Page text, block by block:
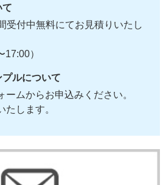
て
受付中無料にてお見積りいたし
17:00）
ルについて
ームからお申込みください。
たします。